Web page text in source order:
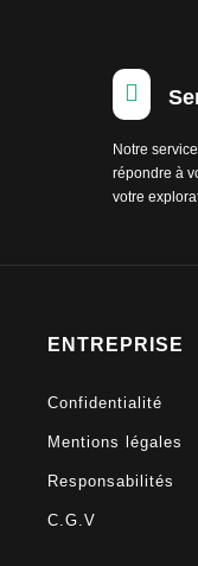

Notre
répondre à
votre
ENTREPRISE
Confidentialité
Mentions légales
Responsabilités
C.G.V